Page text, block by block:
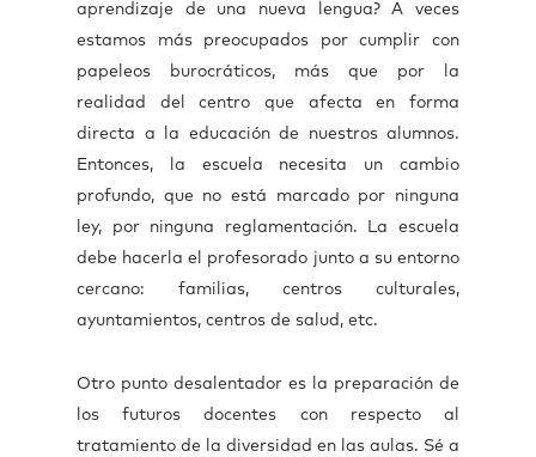
aprendizaje de una nueva lengua? A veces
estamos más preocupados por cumplir con
papeleos burocráticos, más que por la
realidad del centro que afecta en forma
directa a la educación de nuestros alumnos.
Entonces, la escuela necesita un cambio
profundo, que no está marcado por ninguna
ley, por ninguna reglamentación. La escuela
debe hacerla el profesorado junto a su entorno
cercano: familias, centros culturales,
ayuntamientos, centros de salud, etc.
Otro punto desalentador es la preparación de
los futuros docentes con respecto al
tratamiento de la diversidad en las aulas. Sé a